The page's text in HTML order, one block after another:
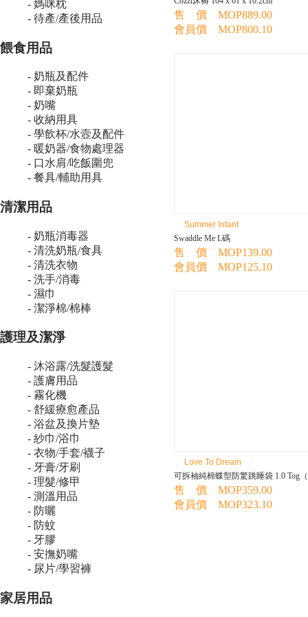
- 媽咪枕
- 待產/產後用品
餵食用品
- 奶瓶及配件
- 即棄奶瓶
- 奶嘴
- 收納用具
- 學飲杯/水壼及配件
- 暖奶器/食物處理器
- 口水肩/吃飯圍兜
- 餐具/輔助用具
清潔用品
- 奶瓶消毒器
- 清洗奶瓶/食具
- 清洗衣物
- 洗手/消毒
- 濕巾
- 潔淨棉/棉棒
護理及潔淨
- 沐浴露/洗髮護髮
- 護膚用品
- 霧化機
- 舒緩療愈產品
- 浴盆及換片墊
- 紗巾/浴巾
- 衣物/手套/襪子
- 牙膏/牙刷
- 理髮/修甲
- 測溫用品
- 防曬
- 防蚊
- 牙膠
- 安撫奶嘴
- 尿片/學習褲
家居用品
售 價 MOP889.00
會員價 MOP800.10
Summer Infant
Swaddle Me L碼
售 價 MOP139.00
會員價 MOP125.10
Love To Dream
可拆袖純棉蝶型防驚跳睡袋 1.0 Tog
售 價 MOP359.00
會員價 MOP323.10